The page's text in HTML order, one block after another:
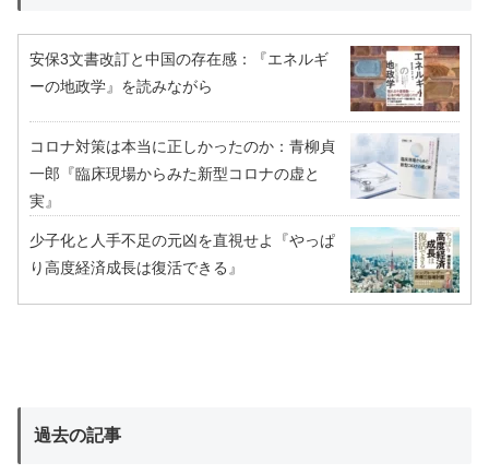
安保3文書改訂と中国の存在感：『エネルギ
ーの地政学』を読みながら
コロナ対策は本当に正しかったのか：青柳貞
一郎『臨床現場からみた新型コロナの虚と
実』
少子化と人手不足の元凶を直視せよ『やっぱ
り高度経済成長は復活できる』
過去の記事